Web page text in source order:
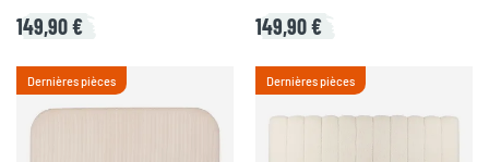
149,90 € 149,90 €
Dernières pièces Dernières pièces